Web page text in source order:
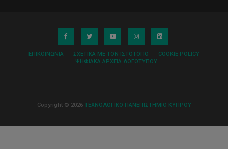
ΕΠΙΚΟΙΝΩΝΊΑ ΣΧΕΤΙΚΆ ΜΕ ΤΟΝ ΙΣΤΌΤΟΠΟ
COOKIE POLICY
ΨΗΦΙΑΚΆ ΑΡΧΕΊΑ ΛΟΓΌΤΥΠΟΥ
Copyright © 2026 ΤΕΧΝΟΛΟΓΙΚΟ ΠΑΝΕΠΙΣΤΗΜΙΟ ΚΥΠΡΟΥ